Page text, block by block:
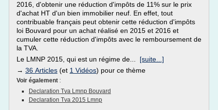
2016, d'obtenir une réduction d'impôts de 11% sur le prix
d'achat HT d'un bien immobilier neuf. En effet, tout
contribuable français peut obtenir cette réduction d'impôts
loi Bouvard pour un achat réalisé en 2015 et 2016 et
cumuler cette réduction d'impôts avec le remboursement de
la TVA.
Le LMNP 2015, qui est un régime de... [suite...]
→ 36 Articles (et 1 Vidéos) pour ce thème
Voir également :
Declaration Tva Lmnp Bouvard
Declaration Tva 2015 Lmnp